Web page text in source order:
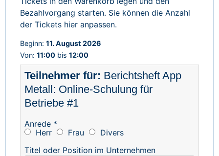
Bezahlvorgang starten. Sie können die Anzahl
der Tickets hier anpassen.
Beginn: 11. August 2026
Von: 11:00 bis 12:00
Berichtsheft App
Metall: Online-Schulung für
Betriebe #1
Anrede *
Herr
Frau
Divers
Titel oder Position im Unternehmen